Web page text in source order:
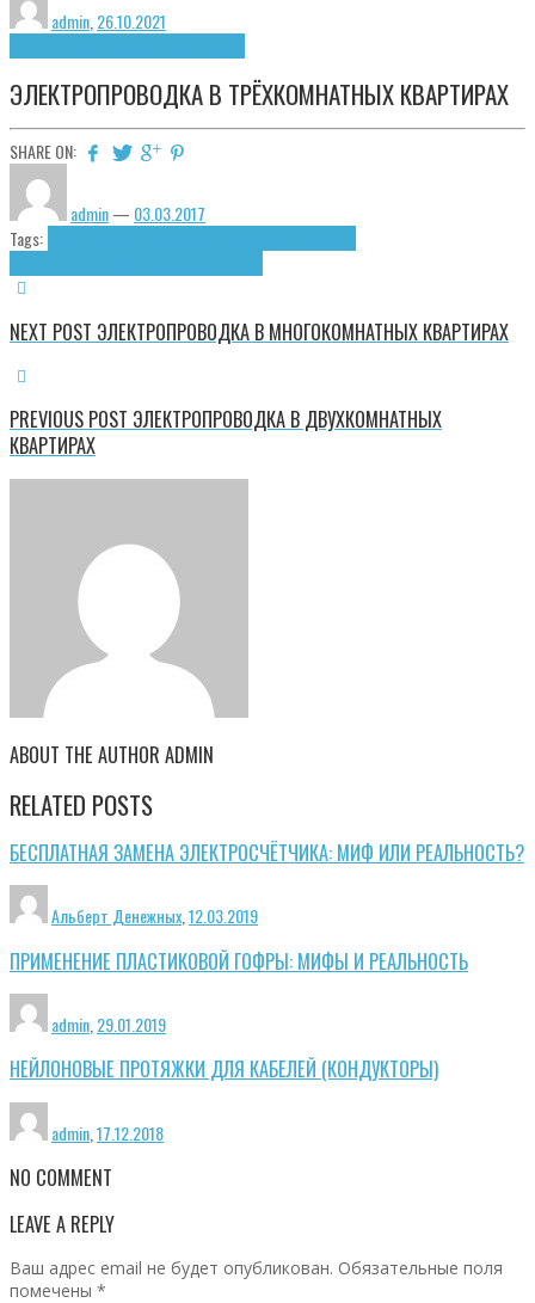
admin,26.10.2021
ЭЛЕКТРОПРОВОДКА В ТРЁХКОМНАТНЫХ КВАРТИРАХ
SHARE ON:
admin— 03.03.2017
Tags:
NEXT POST ЭЛЕКТРОПРОВОДКА В МНОГОКОМНАТНЫХ КВАРТИРАХ
PREVIOUS POST ЭЛЕКТРОПРОВОДКА В ДВУХКОМНАТНЫХ
КВАРТИРАХ
ABOUT THE AUTHOR ADMIN
RELATED POSTS
БЕСПЛАТНАЯ ЗАМЕНА ЭЛЕКТРОСЧЁТЧИКА: МИФ ИЛИ РЕАЛЬНОСТЬ?
Альберт Денежных,12.03.2019
ПРИМЕНЕНИЕ ПЛАСТИКОВОЙ ГОФРЫ: МИФЫ И РЕАЛЬНОСТЬ
admin 29.01.2019
НЕЙЛОНОВЫЕ ПРОТЯЖКИ ДЛЯ КАБЕЛЕЙ (КОНДУКТОРЫ)
admin 17.12.2018
NO COMMENT
LEAVE A REPLY
Ваш адрес email не будет опубликован. Обязательные поля
помечены *